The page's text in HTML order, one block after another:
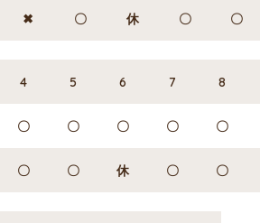
✖ 〇 休 〇 〇
4 5 6 7 8
〇 〇 〇 〇 〇
〇 〇 休 〇 〇